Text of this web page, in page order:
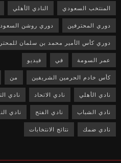
المنتخب السعودي النادي الأهلي
دوري المحترفين دوري روشن
دوري كأس الأمير محمد بن سلمان
عمر السومة في فيديو
كأس خادم الحرمين الشريفين من
نادي الأهلي نادي الاتحاد نادي
نادي الشباب نادي الفتح نادي
نادي ضمك نتائج الانتخابات